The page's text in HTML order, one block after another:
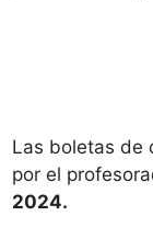
Las boletas de
por el
2024.